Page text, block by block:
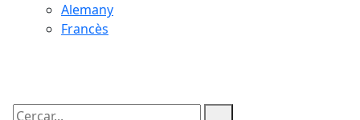
Alemany
Francès